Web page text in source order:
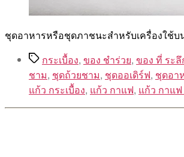
ชุดอาหารหรือชุดภาชนะสำหรับเครื่องใช้บ
Tagsกระเบื้อง, ของ ชำร่วย, ของ ที่ ระลึ
ชาม, ชุดถ้วยชาม, ชุดออเดิร์ฟ, ชุดอา
แก้ว กระเบื้อง, แก้ว กาแฟ, แก้ว กาแฟ